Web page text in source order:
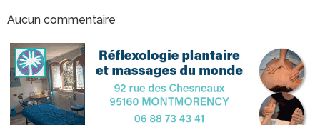
Aucun commentaire